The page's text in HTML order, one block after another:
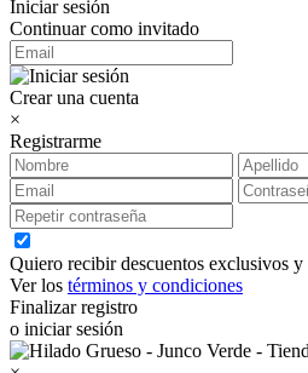
Iniciar sesión
Continuar como invitado
Crear una cuenta
×
Registrarme
Quiero recibir descuentos exclusivos y
Ver los términos y condiciones
Finalizar registro
o iniciar sesión